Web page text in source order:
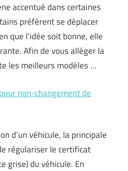
accentué dans certaines
préfèrent se déplacer
que l’idée soit bonne, elle
Afin de vous alléger la
les meilleurs modèles …
non-changement de
d’un véhicule, la principale
régulariser le certificat
grise) du véhicule. En